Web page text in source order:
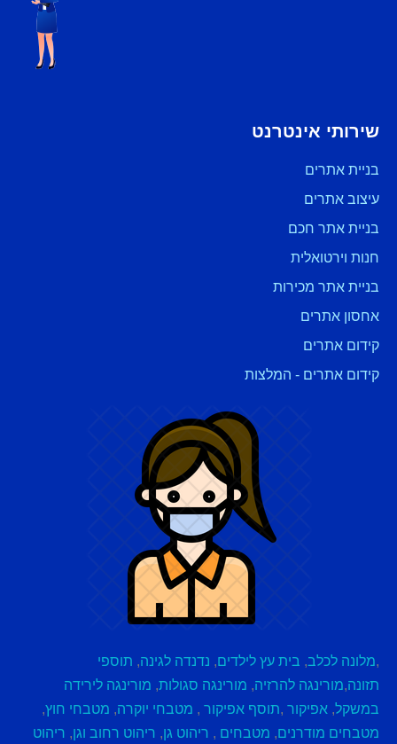
שירותי אינטרנט
בניית אתרים
עיצוב אתרים
בניית אתר חכם
חנות וירטואלית
בניית אתר מכירות
אחסון אתרים
קידום אתרים
קידום אתרים - המלצות
,מלונה לכלב, בית עץ לילדים, נדנדה לגינה, תוספי
תזונה,מורינגה להרזיה, מורינגה סגולות, מורינגה לירידה
במשקל, אפיקור ,תוסף אפיקור , מטבחי יוקרה, מטבחי חוץ,
מטבחים מודרנים, מטבחים , ריהוט גן, ריהוט רחוב וגן, ריהוט